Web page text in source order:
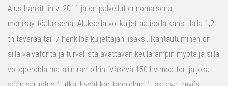
Alus hankittiin v. 2011 ja on palvellut erinomaisena
monikäyttöaluksena. Aluksella voi kuljettaa isolla kansitilalla 1,2
tn tavaraa tai 7 henkilöä kuljettajan lisäksi. Rantautuminen on
sillä vaivatonta ja turvallista avattavan keularampin myötä ja sillä
voi operoida mataliin rantoihin. Väkevä 150 hv moottori ja joka